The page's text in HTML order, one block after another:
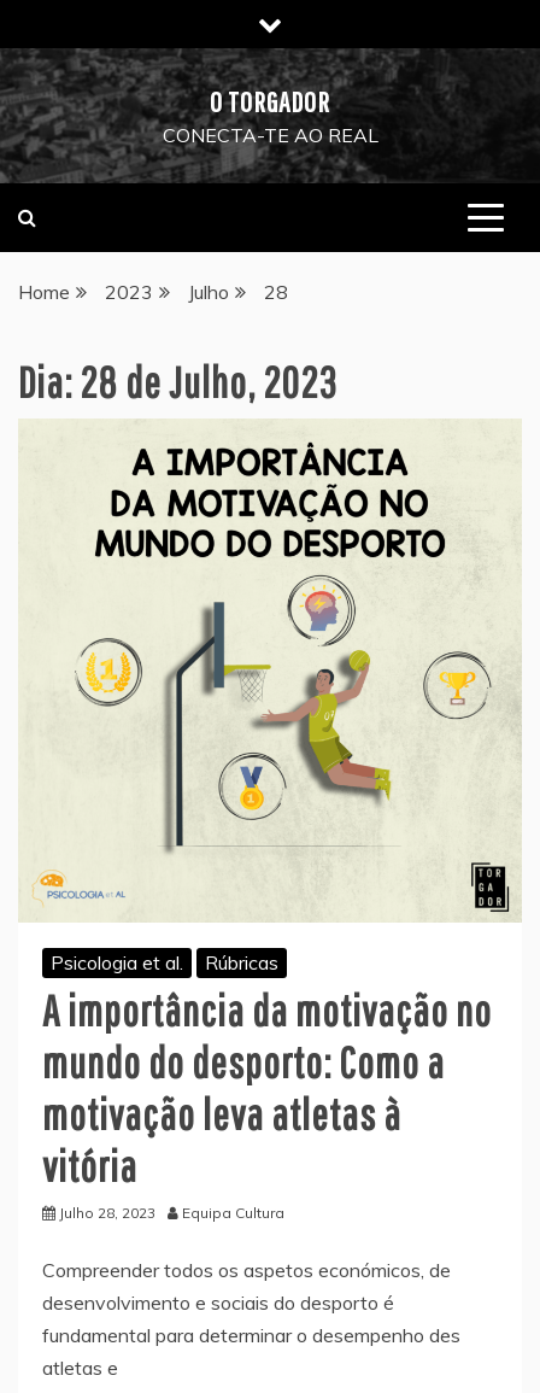
to
content
O TORGADOR
CONECTA-TE AO REAL
Home 2023 Julho 28
Dia:28 de Julho, 2023
Psicologia et al. Rúbricas
A importância da motivação no
mundo do desporto: Como a
motivação leva atletas à
vitória
Julho 28, 2023 Equipa Cultura
Compreender todos os aspetos económicos, de
desenvolvimento e sociais do desporto é
fundamental para determinar o desempenho des
atletas e